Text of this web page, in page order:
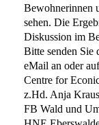
Bewohnerinnen
sehen. Die
Diskussion im
Bitte senden Sie
eMail an oder
Centre for
z.Hd. Anja
FB Wald und